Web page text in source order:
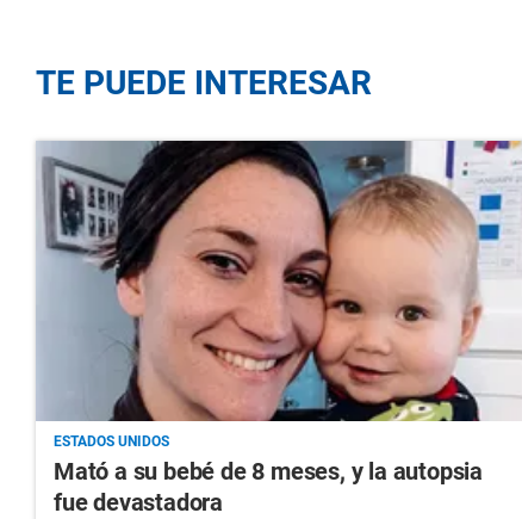
TE PUEDE INTERESAR
ESTADOS UNIDOS
Mató a su bebé de 8 meses, y la autopsia
fue devastadora